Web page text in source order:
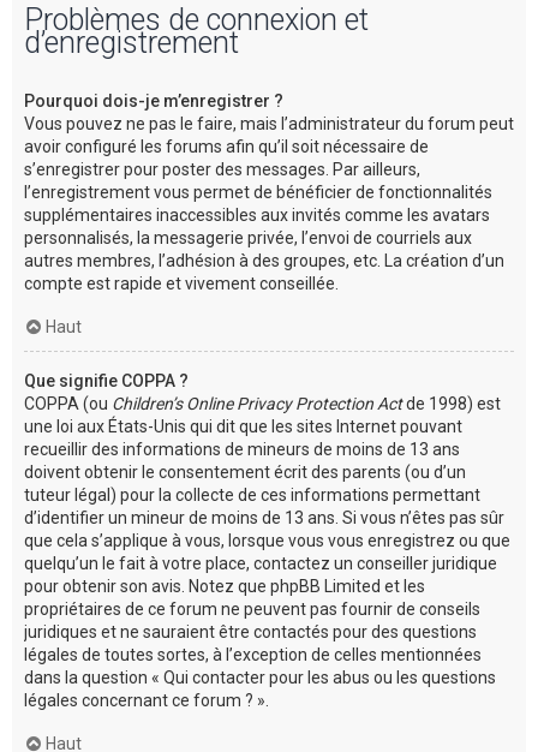
Problèmes de connexion et
d’enregistrement
Pourquoi dois-je m’enregistrer ?
Vous pouvez ne pas le faire, mais l’administrateur du forum peut
avoir configuré les forums afin qu’il soit nécessaire de
s’enregistrer pour poster des messages. Par ailleurs,
l’enregistrement vous permet de bénéficier de fonctionnalités
supplémentaires inaccessibles aux invités comme les avatars
personnalisés, la messagerie privée, l’envoi de courriels aux
autres membres, l’adhésion à des groupes, etc. La création d’un
compte est rapide et vivement conseillée.
Haut
Que signifie COPPA ?
COPPA (ou Children’s Online Privacy Protection Actde 1998) est
une loi aux États-Unis qui dit que les sites Internet pouvant
recueillir des informations de mineurs de moins de 13 ans
doivent obtenir le consentement écrit des parents (ou d’un
tuteur légal) pour la collecte de ces informations permettant
d’identifier un mineur de moins de 13 ans. Si vous n’êtes pas sûr
que cela s’applique à vous, lorsque vous vous enregistrez ou que
quelqu’un le fait à votre place, contactez un conseiller juridique
pour obtenir son avis. Notez que phpBB Limited et les
propriétaires de ce forum ne peuvent pas fournir de conseils
juridiques et ne sauraient être contactés pour des questions
légales de toutes sortes, à l’exception de celles mentionnées
dans la question « Qui contacter pour les abus ou les questions
légales concernant ce forum ? ».
Haut